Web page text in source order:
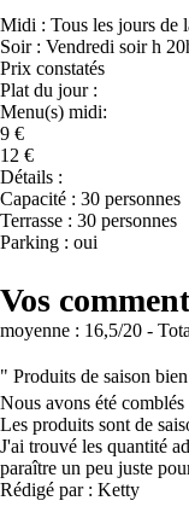
Midi : Tous les jours de
Soir : Vendredi soir h
Prix constatés
Plat du jour :
Menu(s) midi:
9 €
12 €
Détails :
Capacité : 30 personnes
Terrasse : 30 personnes
Parking : oui
Vos
moyenne : 16,5/20 -
" Produits de saison
Nous avons été comblés
Les produits sont de
J'ai trouvé les quantité
paraître un peu juste
Rédigé par : Ketty